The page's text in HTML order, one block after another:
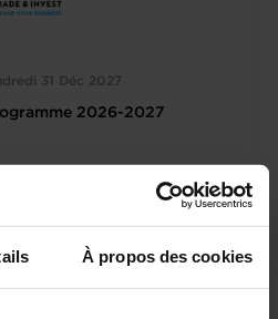
À propos des cookies
31 Déc 2027
2026-2027